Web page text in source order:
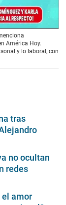
América Hoy.
y lo laboral, con
tras
no ocultan
redes
el amor